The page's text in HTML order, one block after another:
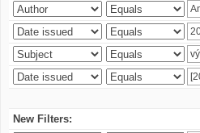
New Filters: